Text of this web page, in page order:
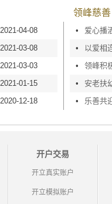
2021-04-08
2021-03-08
2021-03-03
2021-01-15
2020-12-18
领峰慈善
•
•
•
•
•
开户交易
开立真实账户
开立模拟账户